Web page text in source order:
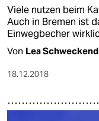
Viele nutzen beim
Auch in Bremen ist
Einwegbecher
Von Lea
18.12.2018